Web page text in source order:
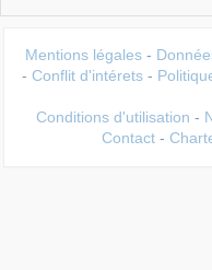
Mentions légales -
- Conflit d'intérets -
Conditions d'utilisation -
Contact -